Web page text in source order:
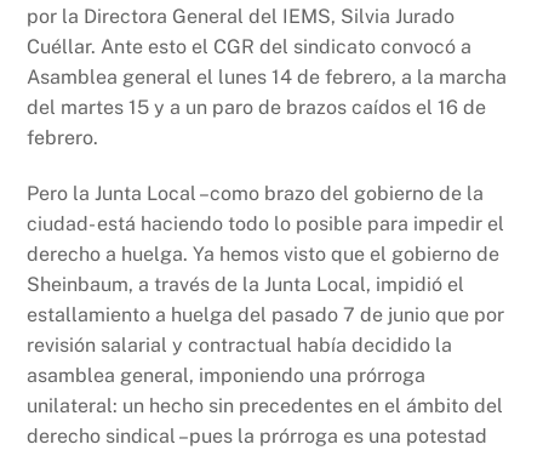
por la Directora General del IEMS, Silvia Jurado
Cuéllar. Ante esto el CGR del sindicato convocó a
Asamblea general el lunes 14 de febrero, a la marcha
del martes 15 y a un paro de brazos caídos el 16 de
febrero.
Pero la Junta Local –como brazo del gobierno de la
ciudad- está haciendo todo lo posible para impedir el
derecho a huelga. Ya hemos visto que el gobierno de
Sheinbaum, a través de la Junta Local, impidió el
estallamiento a huelga del pasado 7 de junio que por
revisión salarial y contractual había decidido la
asamblea general, imponiendo una prórroga
unilateral: un hecho sin precedentes en el ámbito del
derecho sindical –pues la prórroga es una potestad